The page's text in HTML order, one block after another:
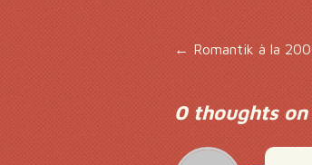
← Romantik à la
0 thoughts on